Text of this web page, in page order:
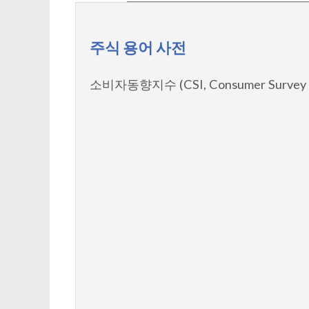
주식 용어 사전
소비자동향지수 (CSI, Consumer